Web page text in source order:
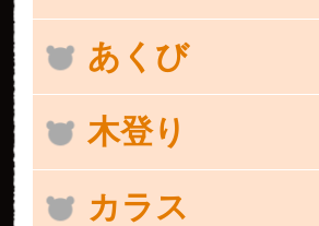
あくび
木登り
カラス